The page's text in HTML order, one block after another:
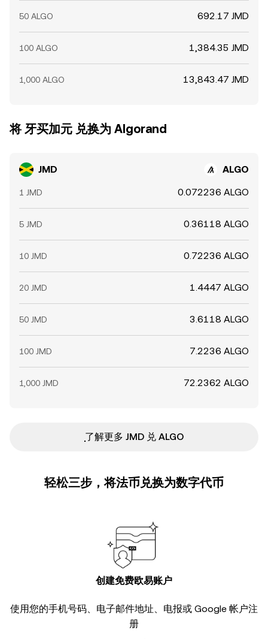
50 ALGO 692.17 JMD
100 ALGO 1,384.35 JMD
1,000 ALGO 13,843.47 JMD
将 牙买加元 兑换为 Algorand
JMD ALGO
1 JMD 0.072236 ALGO
5 JMD 0.36118 ALGO
10 JMD 0.72236 ALGO
20 JMD 1.4447 ALGO
50 JMD 3.6118 ALGO
100 JMD 7.2236 ALGO
1,000 JMD 72.2362 ALGO
ִִִִִִִִִִִִִִִִִִִִִִִִִִִִִִִִִִִִִִִִִִִִִִִ了解更多 JMD 兑 ALGO
轻松三步，将法币兑换为数字代币
创建免费欧易账户
使用您的手机号码、电子邮件地址、电报或 Google 帐户注
册